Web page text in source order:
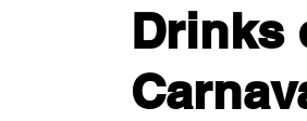
Drinks